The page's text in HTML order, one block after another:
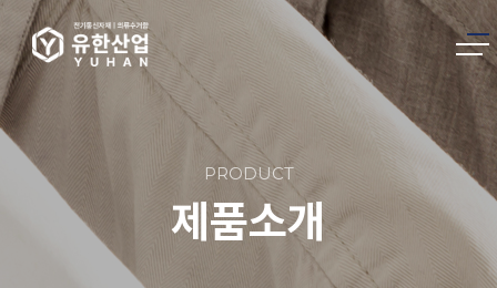
PRODUCT
제품소개